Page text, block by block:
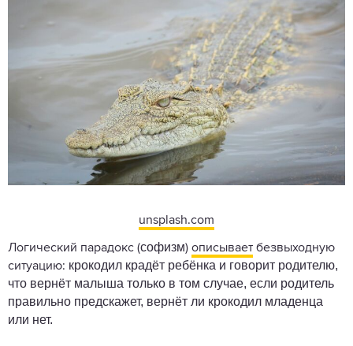
unsplash.com
Логический парадокс (софизм) описывает безвыходную
ситуацию: крокодил крадёт ребёнка и говорит родителю,
что вернёт малыша только в том случае, если родитель
правильно предскажет, вернёт ли крокодил младенца
или нет.